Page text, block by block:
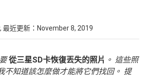
近更新： November 8, 2019
從三星SD卡恢復丟失的照片 。 這些照
不知道該怎麼做才能將它們找回。 提